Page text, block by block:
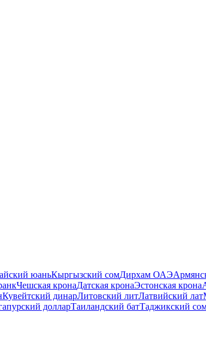
юаньКыргызский сомДирхам ОАЭ
Чешская кронаДатская кронаЭстонская крона
Кувейтский динарЛитовский литЛатвийский лат
долларТаиландский батТаджикский